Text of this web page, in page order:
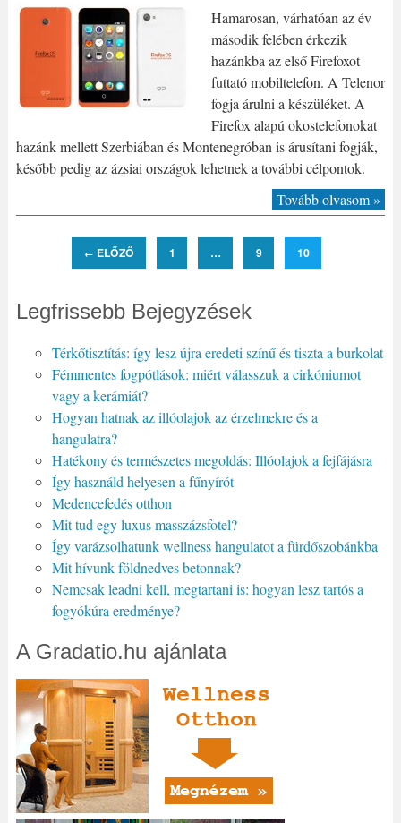
Hamarosan, várhatóan az év
második felében érkezik
hazánkba az első Firefoxot
futtató mobiltelefon. A Telenor
fogja árulni a készüléket. A
Firefox alapú okostelefonokat
hazánk mellett Szerbiában és Montenegróban is árusítani fogják,
később pedig az ázsiai országok lehetnek a további célpontok.
Tovább olvasom »
← ELŐZŐ 1 … 9 10
Legfrissebb Bejegyzések
Térkőtisztítás: így lesz újra eredeti színű és tiszta a burkolat
Fémmentes fogpótlások: miért válasszuk a cirkóniumot
vagy a kerámiát?
Hogyan hatnak az illóolajok az érzelmekre és a
hangulatra?
Hatékony és természetes megoldás: Illóolajok a fejfájásra
Így használd helyesen a fűnyírót
Medencefedés otthon
Mit tud egy luxus masszázsfotel?
Így varázsolhatunk wellness hangulatot a fürdőszobánkba
Mit hívunk földnedves betonnak?
Nemcsak leadni kell, megtartani is: hogyan lesz tartós a
fogyókúra eredménye?
A Gradatio.hu ajánlata